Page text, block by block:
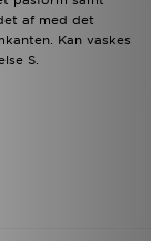
af med det
Kan vaskes
S.